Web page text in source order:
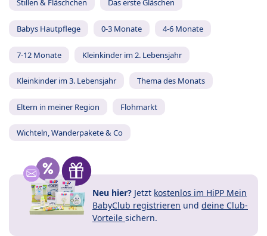
Stillen & Fläschchen Das erste Gläschen
Babys Hautpflege 0-3 Monate 4-6 Monate
7-12 Monate Kleinkinder im 2. Lebensjahr
Kleinkinder im 3. Lebensjahr Thema des Monats
Eltern in meiner Region Flohmarkt
Wichteln, Wanderpakete & Co
Neu hier? Jetzt kostenlos im HiPP Mein
BabyClub registrieren und deine Club-
Vorteile sichern.